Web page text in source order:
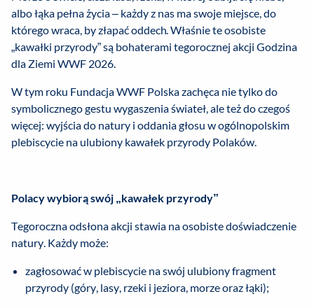
albo łąka pełna życia – każdy z nas ma swoje miejsce, do
którego wraca, by złapać oddech. Właśnie te osobiste
„kawałki przyrody” są bohaterami tegorocznej akcji Godzina
dla Ziemi WWF 2026.
W tym roku Fundacja WWF Polska zachęca nie tylko do
symbolicznego gestu wygaszenia świateł, ale też do czegoś
więcej: wyjścia do natury i oddania głosu w ogólnopolskim
plebiscycie na ulubiony kawałek przyrody Polaków.
Polacy wybiorą swój „kawałek przyrody”
Tegoroczna odsłona akcji stawia na osobiste doświadczenie
natury. Każdy może:
zagłosować w plebiscycie na swój ulubiony fragment
przyrody (góry, lasy, rzeki i jeziora, morze oraz łąki);